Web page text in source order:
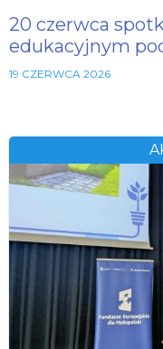
20 czerwca
edukacyjnym
19 CZERWCA 2026